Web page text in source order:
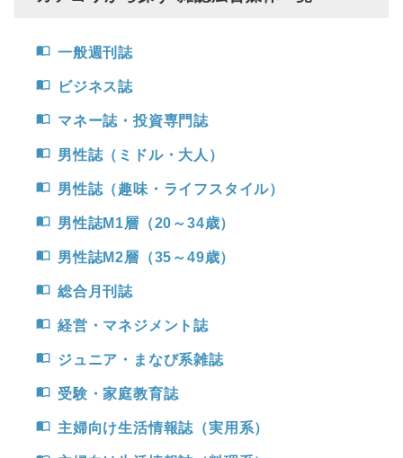
import_contacts 一般週刊誌
import_contacts ビジネス誌
import_contacts マネー誌・投資専門誌
import_contacts 男性誌（ミドル・大人）
import_contacts 男性誌（趣味・ライフスタイル）
import_contacts 男性誌M1層（20～34歳）
import_contacts 男性誌M2層（35～49歳）
import_contacts 総合月刊誌
import_contacts 経営・マネジメント誌
import_contacts ジュニア・まなび系雑誌
import_contacts 受験・家庭教育誌
import_contacts 主婦向け生活情報誌（実用系）